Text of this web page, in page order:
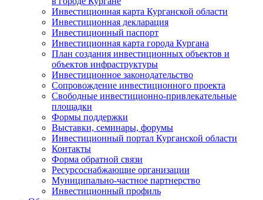
Инвестиционная карта Курганской области
Инвестиционная декларация
Инвестиционный паспорт
Инвестиционная карта города Кургана
План создания инвестиционных объектов и
объектов инфраструктуры
Инвестиционное законодательство
Сопровождение инвестиционного проекта
Свободные инвестиционно-привлекательные
площадки
Формы поддержки
Выставки, семинары, форумы
Инвестиционный портал Курганской области
Контакты
Форма обратной связи
Ресурсоснабжающие организации
Муниципально-частное партнерство
Инвестиционный профиль